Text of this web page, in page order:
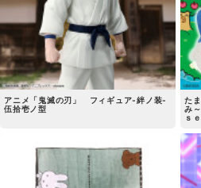
アニメ「鬼滅の刃」 フィギュア-絆ノ装-
伍拾壱ノ型
た
み
ｓ